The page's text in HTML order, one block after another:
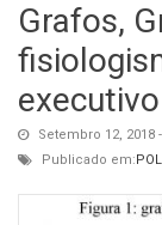
Grafos,
Setembro 12, 2018
Publicado em: